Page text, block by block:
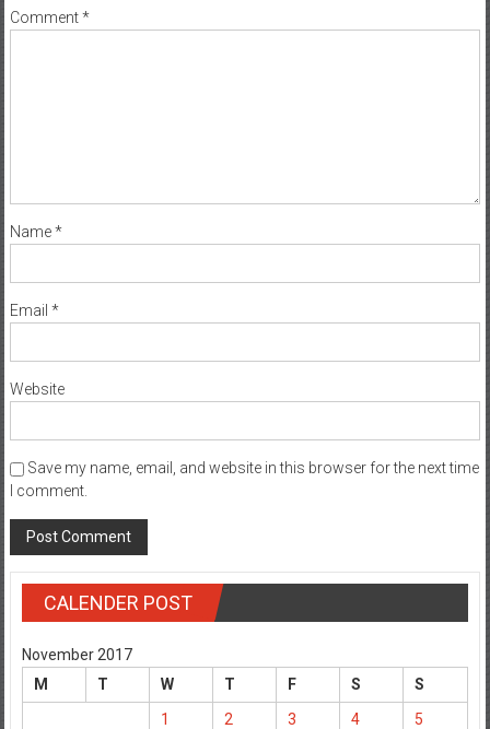
Comment*
Name*
Email *
Website
Save my name, email, and website in this browser for the next time
I comment.
CALENDER POST
November 2017
M
T W T F S
S
1
2 3 4 5